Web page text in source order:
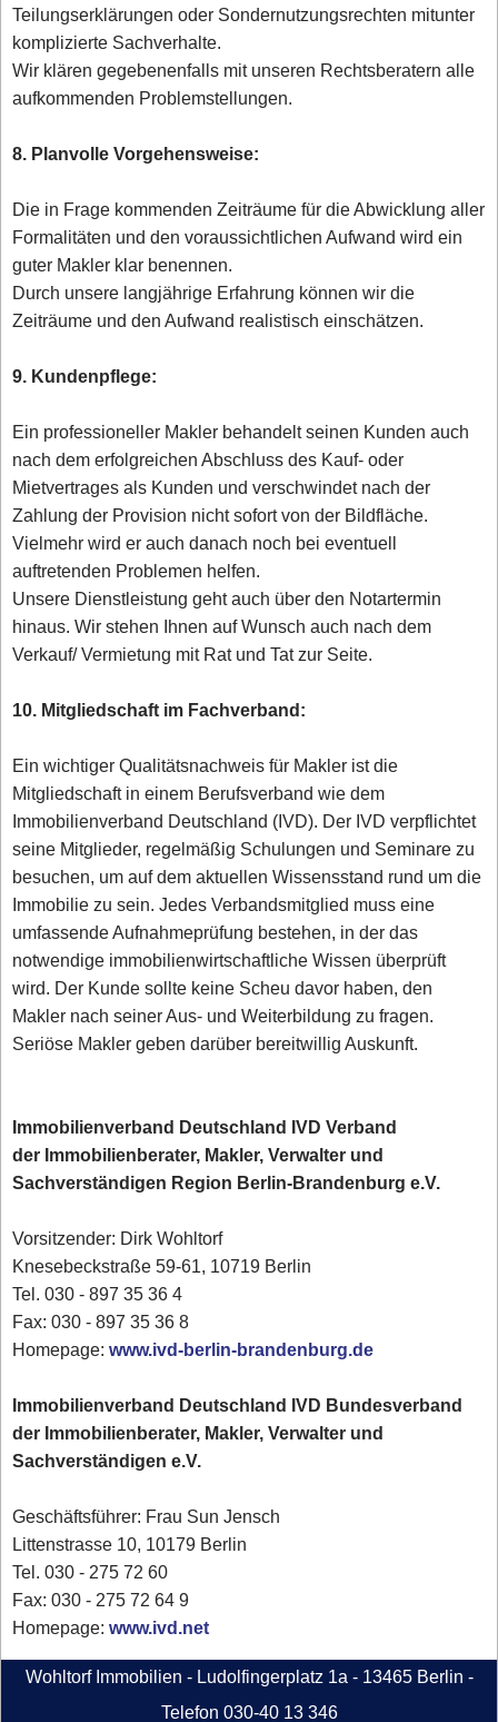
Teilungserklärungen oder Sondernutzungsrechten mitunter
komplizierte Sachverhalte.
Wir klären gegebenenfalls mit unseren Rechtsberatern alle
aufkommenden Problemstellungen.
8. Planvolle Vorgehensweise:
Die in Frage kommenden Zeiträume für die Abwicklung aller
Formalitäten und den voraussichtlichen Aufwand wird ein
guter Makler klar benennen.
Durch unsere langjährige Erfahrung können wir die
Zeiträume und den Aufwand realistisch einschätzen.
9. Kundenpflege:
Ein professioneller Makler behandelt seinen Kunden auch
nach dem erfolgreichen Abschluss des Kauf- oder
Mietvertrages als Kunden und verschwindet nach der
Zahlung der Provision nicht sofort von der Bildfläche.
Vielmehr wird er auch danach noch bei eventuell
auftretenden Problemen helfen.
Unsere Dienstleistung geht auch über den Notartermin
hinaus. Wir stehen Ihnen auf Wunsch auch nach dem
Verkauf/ Vermietung mit Rat und Tat zur Seite.
10. Mitgliedschaft im Fachverband:
Ein wichtiger Qualitätsnachweis für Makler ist die
Mitgliedschaft in einem Berufsverband wie dem
Immobilienverband Deutschland (IVD). Der IVD verpflichtet
seine Mitglieder, regelmäßig Schulungen und Seminare zu
besuchen, um auf dem aktuellen Wissensstand rund um die
Immobilie zu sein. Jedes Verbandsmitglied muss eine
umfassende Aufnahmeprüfung bestehen, in der das
notwendige immobilienwirtschaftliche Wissen überprüft
wird. Der Kunde sollte keine Scheu davor haben, den
Makler nach seiner Aus- und Weiterbildung zu fragen.
Seriöse Makler geben darüber bereitwillig Auskunft.
Immobilienverband Deutschland IVD Verband
der Immobilienberater, Makler, Verwalter und
Sachverständigen Region Berlin-Brandenburg e.V.
Vorsitzender: Dirk Wohltorf
Knesebeckstraße 59-61, 10719 Berlin
Tel. 030 - 897 35 36 4
Fax: 030 - 897 35 36 8
Homepage:www.ivd-berlin-brandenburg.de
Immobilienverband Deutschland IVD Bundesverband
der Immobilienberater, Makler, Verwalter und
Sachverständigen e.V.
Geschäftsführer: Frau Sun Jensch
Littenstrasse 10, 10179 Berlin
Tel. 030 - 275 72 60
Fax: 030 - 275 72 64 9
Homepage:www.ivd.net
Wohltorf Immobilien - Ludolfingerplatz 1a - 13465 Berlin -
Telefon 030-40 13 346